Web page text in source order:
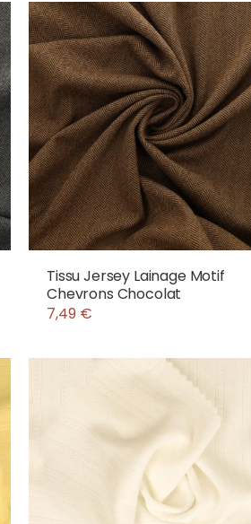
Tissu Jersey Lainage Motif
Chevrons Chocolat
7,49 €